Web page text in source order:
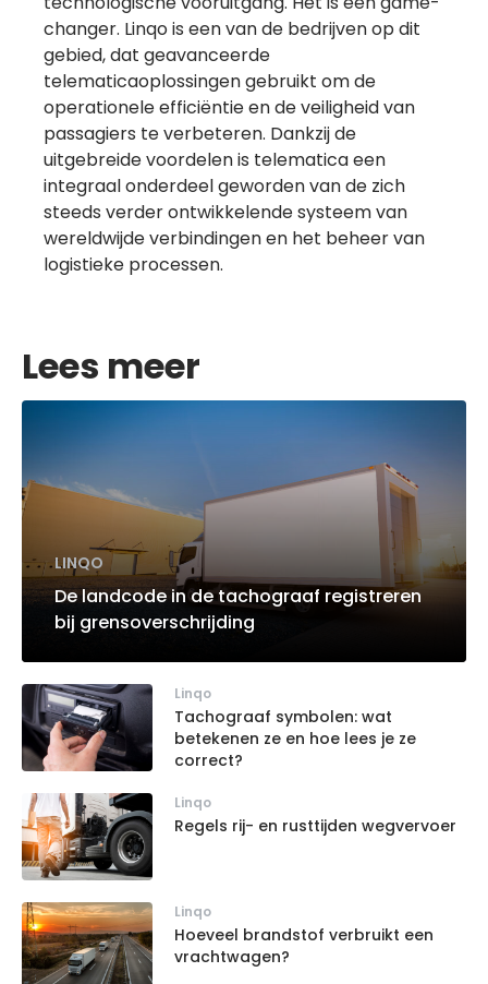
changer. Linqo is een van de bedrijven op dit
gebied, dat geavanceerde
telematicaoplossingen gebruikt om de
operationele efficiëntie en de veiligheid van
passagiers te verbeteren. Dankzij de
uitgebreide voordelen is telematica een
integraal onderdeel geworden van de zich
steeds verder ontwikkelende systeem van
wereldwijde verbindingen en het beheer van
logistieke processen.
Lees meer
LINQO
De landcode in de tachograaf registreren
bij grensoverschrijding
Linqo
Tachograaf symbolen: wat
betekenen ze en hoe lees je ze
correct?
Linqo
Regels rij- en rusttijden wegvervoer
Linqo
Hoeveel brandstof verbruikt een
vrachtwagen?